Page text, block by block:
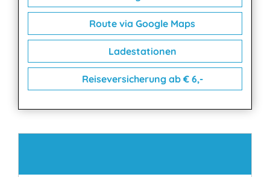
Route via Google Maps
Ladestationen
Reiseversicherung ab € 6,-